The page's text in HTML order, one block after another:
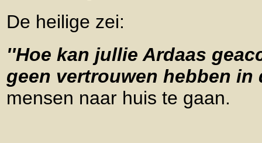
De heilige zei:
''Hoe kan jullie Ardaas
geen vertrouwen hebben
mensen naar huis te gaan.